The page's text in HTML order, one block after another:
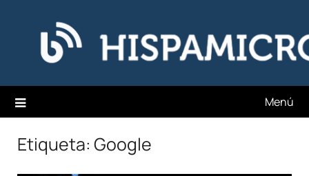
contenido
Hispamicro Blog
Menú
Etiqueta: Google